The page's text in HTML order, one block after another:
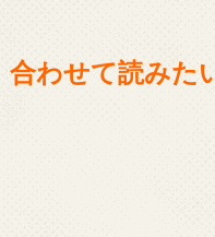
合わせて読みた